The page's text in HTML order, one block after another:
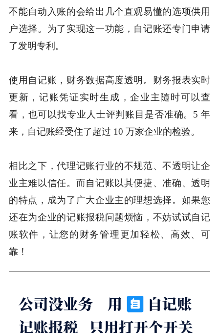
不能自动入账的会给出几个直观易懂的选项供用
户选择。为了实现这一功能，自记账还专门申请
了发明专利。
使用自记账，财务数据高度透明。财务报表实时
更新，记账凭证实时生成，企业主随时可以查
看，也可以找专业人士评判账目是否准确。5 年
来，自记账经受住了超过 10 万家企业的检验。
相比之下，代理记账行业的不规范、不透明让企
业主难以信任。而自记账以其便捷、准确、透明
的特点，成为了广大企业主的理想选择。如果您
还在为企业的记账报税问题烦恼，不妨试试自记
账软件，让您的财务管理更加轻松、高效、可
靠！